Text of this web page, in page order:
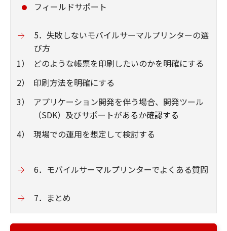
フィールドサポート
5．失敗しないモバイルサーマルプリンターの選
び方
1）
どのような帳票を印刷したいのかを明確にする
2）
印刷方法を明確にする
3）
アプリケーション開発を伴う場合、開発ツール
（SDK）及びサポートがあるか確認する
4）
現場での運用を想定して検討する
6．モバイルサーマルプリンターでよくある質問
7．まとめ